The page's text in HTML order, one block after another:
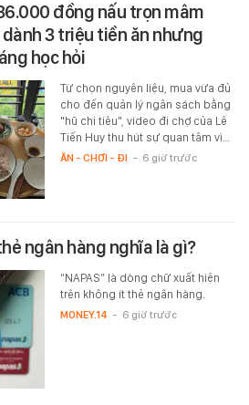
đồng nấu trọn mâm
3 triệu tiền ăn nhưng
học hỏi
Từ chọn nguyên liệu, mua vừa đủ
cho đến quản lý ngân sách bằng
"hũ chi tiêu", video đi chợ của Lê
Tiến Huy thu hút sự quan tâm vì…
ĂN - CHƠI - ĐI - 6 giờ trước
ngân hàng nghĩa là gì?
“NAPAS” là dòng chữ xuất hiện
trên không ít thẻ ngân hàng.
MONEY.14 - 6 giờ trước